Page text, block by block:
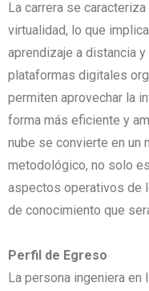
La carrera se
virtualidad, lo que
aprendizaje a distancia
plataformas digitales
permiten aprovechar la
forma más eficiente y
nube se convierte en un
metodológico, no solo
aspectos operativos de
de conocimiento que
Perfil de Egreso
La persona ingeniera en